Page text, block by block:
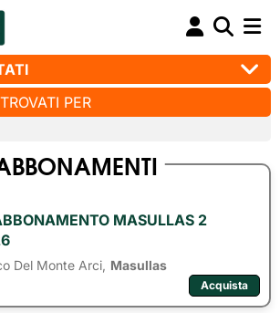
PER
MASULLAS 2
Del Monte Arci, Masullas
Acquista